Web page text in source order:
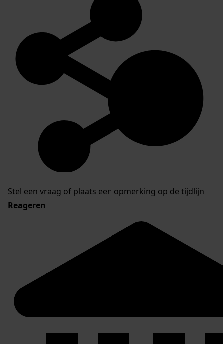
Stel een vraag of plaats een opmerking op de tijdlijn
Reageren